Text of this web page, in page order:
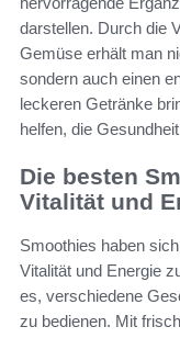
darstellen. Durch die
Gemüse erhält man
sondern auch einen
leckeren Getränke
helfen, die
Die besten
Vitalität und
Smoothies haben
Vitalität und Energie
es, verschiedene
zu bedienen. Mit